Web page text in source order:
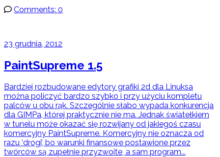
Comments: 0
23 grudnia, 2012
PaintSupreme 1.5
Bardziej rozbudowane edytory grafiki 2d dla Linuksa
można policzyć bardzo szybko i przy użyciu kompletu
palców u obu rąk. Szczególnie słabo wypada konkurencja
dla GIMPa, której praktycznie nie ma. Jednak światełkiem
w tunelu może okazać się rozwijany od jakiegoś czasu
komercyjny PaintSupreme. Komercyjny nie oznacza od
razu ‘drogi’, bo warunki finansowe postawione przez
twórców są zupełnie przyzwoite, a sam program...